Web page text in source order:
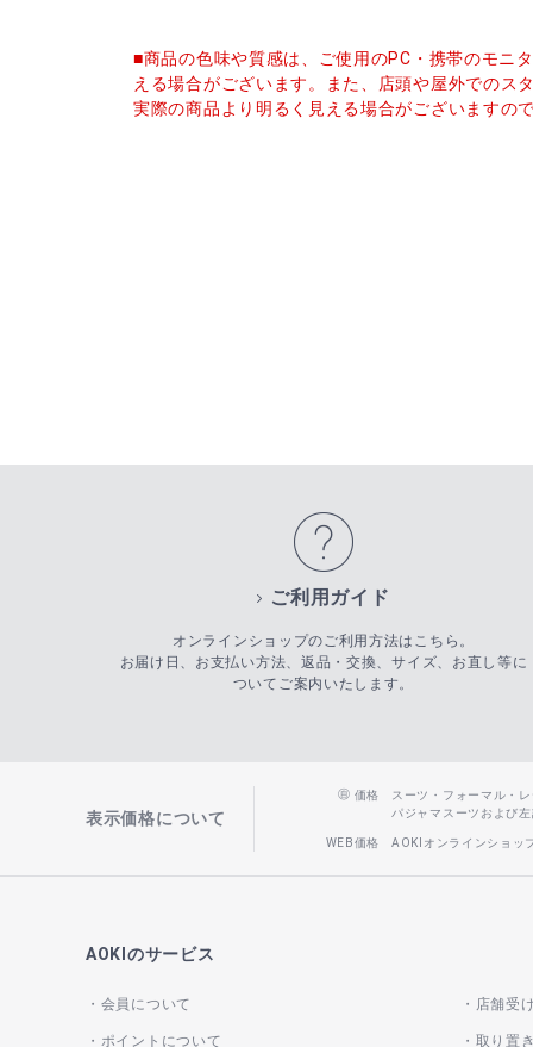
■商品の色味や質感は、ご使用のPC・携帯のモニ
える場合がございます。また、店頭や屋外でのス
実際の商品より明るく見える場合がございますの
ご利用ガイド
オンラインショップのご利用方法はこちら。
お届け日、お支払い方法、返品・交換、サイズ、お直し等に
ついてご案内いたします。
表示価格について
価格
スーツ・フォーマル・
パジャマスーツおよび
WEB価格 AOKIオンラインショッ
AOKIのサービス
会員について
ポイントについて
店舗受
取り置